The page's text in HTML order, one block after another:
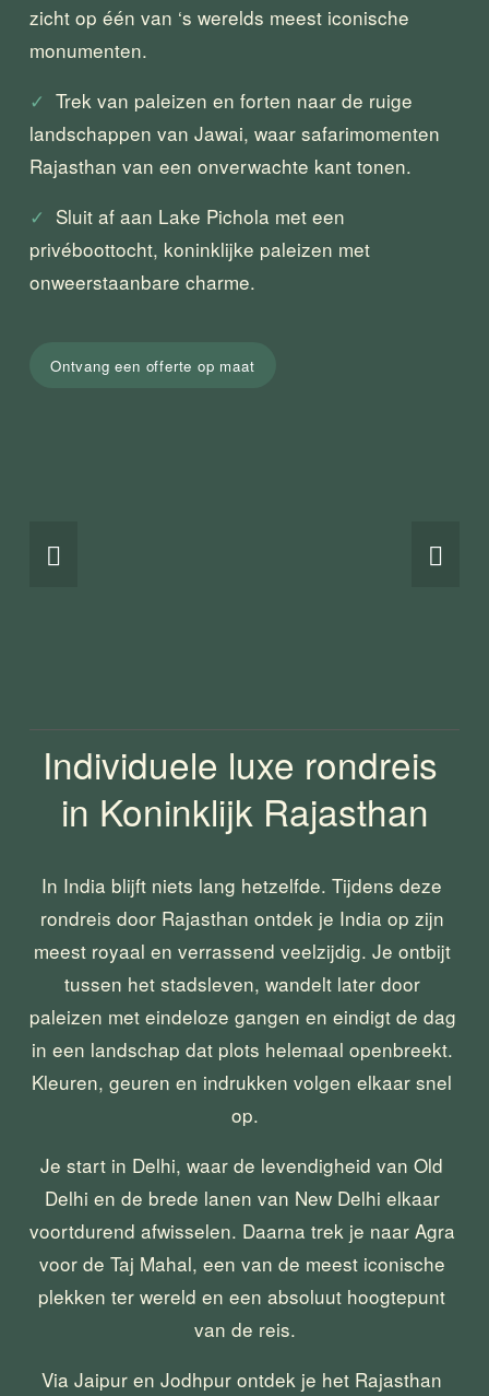
zicht op één van ‘s werelds meest iconische
monumenten.
✓
  Trek van paleizen en forten naar de ruige
landschappen van Jawai, waar safarimomenten
Rajasthan van een onverwachte kant tonen.
✓
  Sluit af aan Lake Pichola met een
privéboottocht, koninklijke paleizen met
onweerstaanbare charme.
Ontvang een offerte op maat
Individuele luxe rondreis
in Koninklijk Rajasthan
In India blijft niets lang hetzelfde. Tijdens deze
rondreis door Rajasthan ontdek je India op zijn
meest royaal en verrassend veelzijdig. Je ontbijt
tussen het stadsleven, wandelt later door
paleizen met eindeloze gangen en eindigt de dag
in een landschap dat plots helemaal openbreekt.
Kleuren, geuren en indrukken volgen elkaar snel
op.
Je start in Delhi, waar de levendigheid van Old
Delhi en de brede lanen van New Delhi elkaar
voortdurend afwisselen. Daarna trek je naar Agra
voor de Taj Mahal, een van de meest iconische
plekken ter wereld en een absoluut hoogtepunt
van de reis.
Via Jaipur en Jodhpur ontdek je het Rajasthan